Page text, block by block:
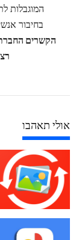
המוגבלות
בחיבור
הקשרים
אולי תאהבו